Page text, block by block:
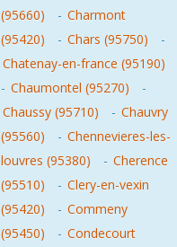
(95660)
- Charmont
(95420)
- Chars (95750)
-
Chatenay-en-france (95190)
- Chaumontel (95270)
-
Chaussy (95710)
- Chauvry
(95560)
- Chennevieres-les-
louvres (95380)
- Cherence
(95510)
- Clery-en-vexin
(95420)
- Commeny
(95450)
- Condecourt